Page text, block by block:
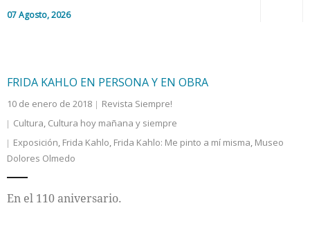
07 Agosto, 2026
Nacional
Colaboradores
FRIDA KAHLO EN PERSONA Y EN OBRA
10 de enero de 2018
Revista Siempre!
Cultura, Cultura hoy mañana y siempre
Exposición, Frida Kahlo, Frida Kahlo: Me pinto a mí misma, Museo
Dolores Olmedo
En el 110 aniversario.